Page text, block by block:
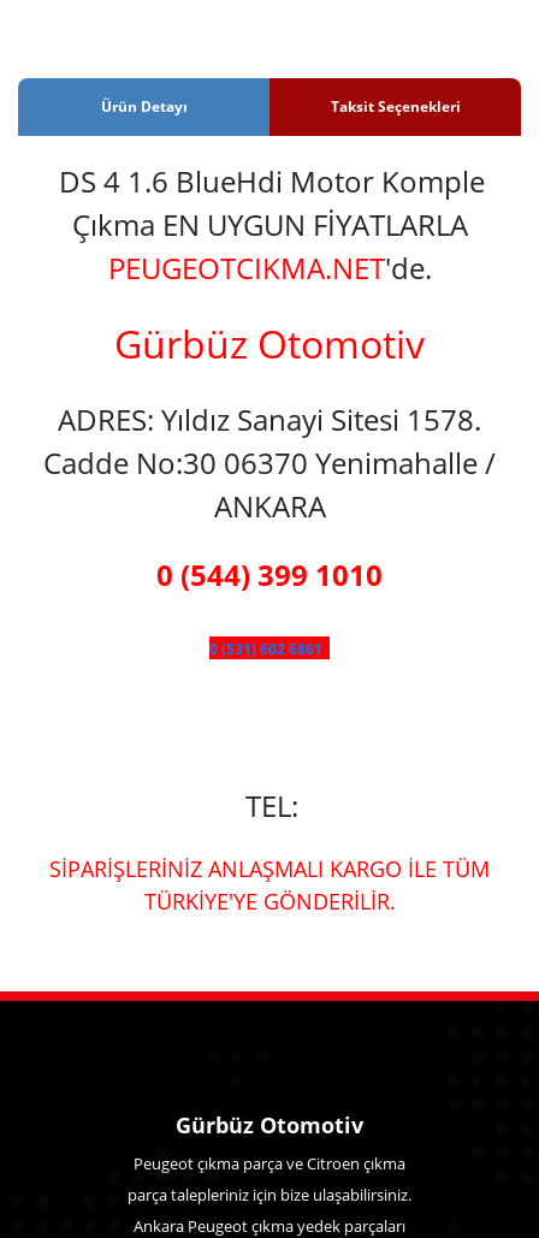
Ürün Detayı Taksit Seçenekleri
DS 4 1.6 BlueHdi Motor Komple
Çıkma EN UYGUN FİYATLARLA
PEUGEOTCIKMA.NET'de.
Gürbüz Otomotiv
ADRES: Yıldız Sanayi Sitesi 1578.
Cadde No:30 06370 Yenimahalle /
ANKARA
0 (544) 399 1010
0 (531) 602 6861
TEL:
SİPARİŞLERİNİZ ANLAŞMALI KARGO İLE TÜM
TÜRKİYE'YE GÖNDERİLİR.
Gürbüz Otomotiv
Peugeot çıkma parça ve Citroen çıkma
parça talepleriniz için bize ulaşabilirsiniz.
Ankara Peugeot çıkma yedek parçaları